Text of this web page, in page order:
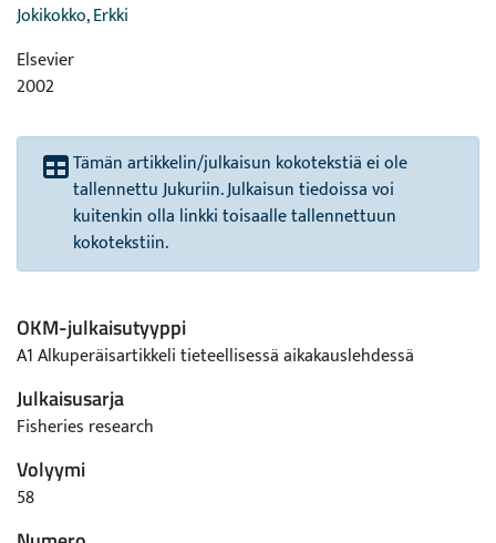
Jokikokko, Erkki
Elsevier
2002
Tämän artikkelin/julkaisun kokotekstiä ei ole
tallennettu Jukuriin. Julkaisun tiedoissa voi
kuitenkin olla linkki toisaalle tallennettuun
kokotekstiin.
OKM-julkaisutyyppi
A1 Alkuperäisartikkeli tieteellisessä aikakauslehdessä
Julkaisusarja
Fisheries research
Volyymi
58